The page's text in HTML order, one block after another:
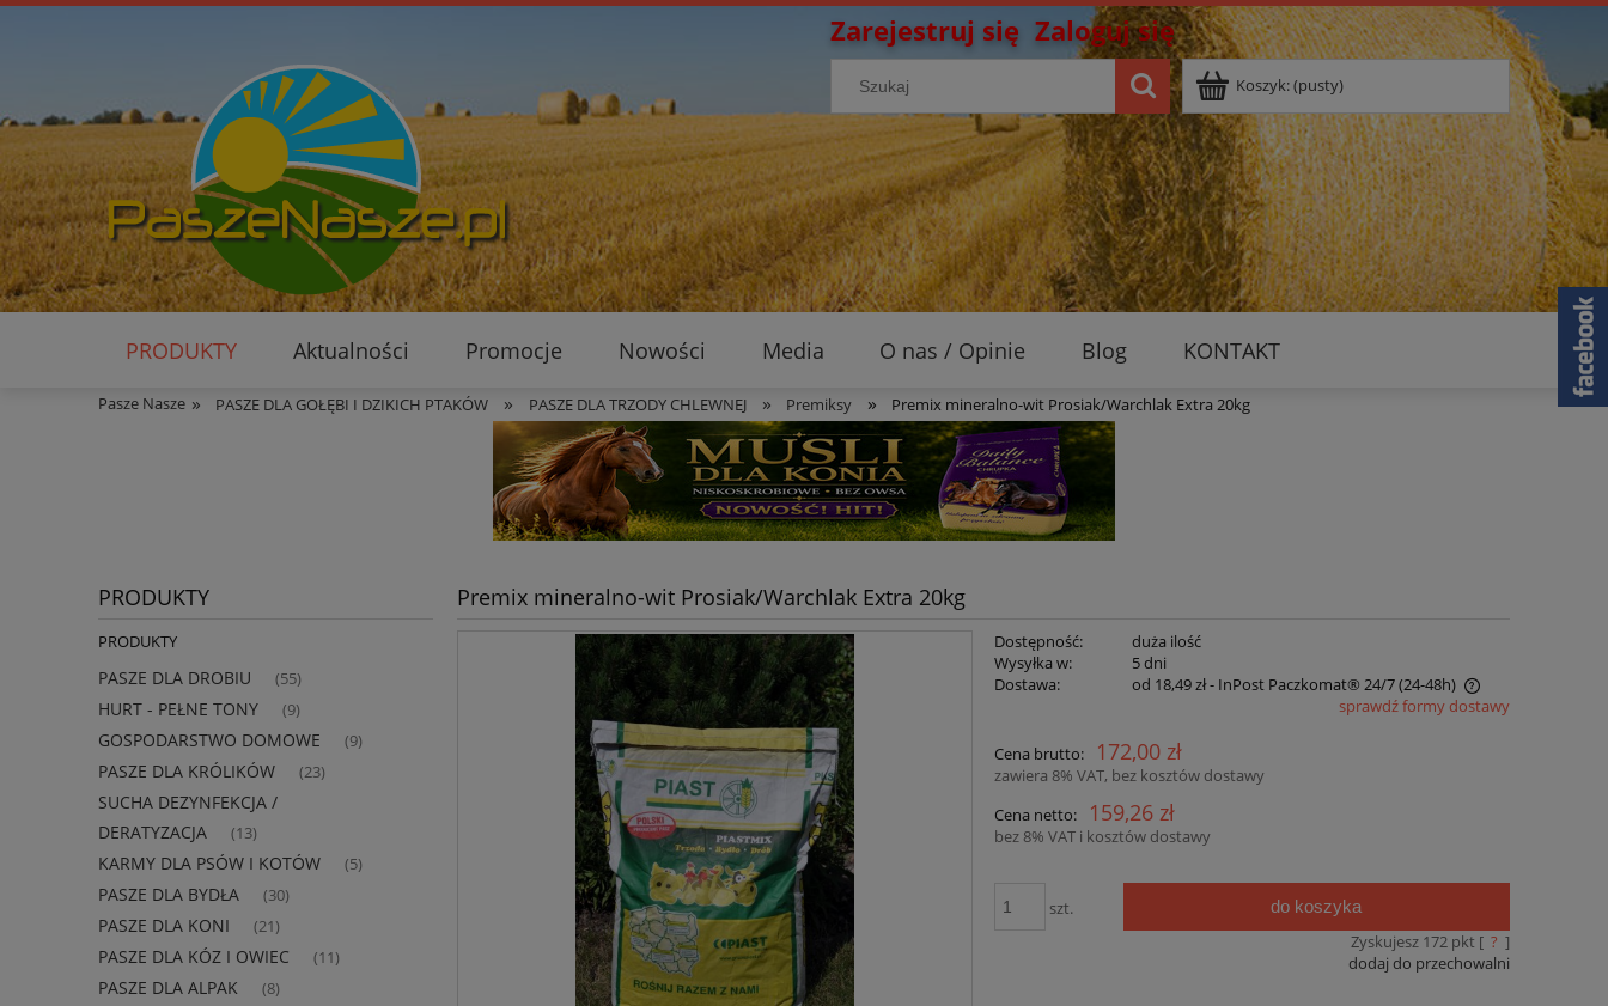
Zarejestruj się Zaloguj się
Koszyk:(pusty)
PRODUKTY Aktualności Promocje Nowości Media O nas / Opinie Blog KONTAKT
Pasze Nasze » PASZE DLA GOŁĘBI I DZIKICH PTAKÓW » PASZE DLA TRZODY CHLEWNEJ » Premiksy » Premix mineralno-wit Prosiak/Warchlak Extra 20kg
PRODUKTY
PRODUKTY
PASZE DLA DROBIU (55)
HURT - PEŁNE TONY (9)
GOSPODARSTWO DOMOWE (9)
PASZE DLA KRÓLIKÓW (23)
SUCHA DEZYNFEKCJA /
DERATYZACJA
(13)
KARMY DLA PSÓW I KOTÓW (5)
PASZE DLA BYDŁA (30)
PASZE DLA KONI (21)
PASZE DLA KÓZ I OWIEC (11)
PASZE DLA ALPAK (8)
Premix mineralno-wit Prosiak/Warchlak Extra 20kg
Dostępność:
duża ilość
Wysyłka w:
5 dni
Dostawa:
od 18,49 zł- InPost Paczkomat® 24/7 (24-48h)
płatności
sprawdź formy dostawy
Cena brutto: 172,00 zł
zawiera 8% VAT, bez kosztów dostawy
Cena netto:
159,26 zł
bez 8% VAT i kosztów dostawy
szt. do koszyka
Zyskujesz 172pkt [ ? ]
dodaj do przechowalni